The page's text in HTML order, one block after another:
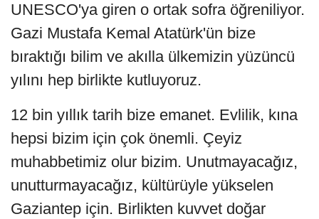
UNESCO'ya giren o ortak sofra öğreniliyor.
Gazi Mustafa Kemal Atatürk'ün bize
bıraktığı bilim ve akılla ülkemizin yüzüncü
yılını hep birlikte kutluyoruz.
12 bin yıllık tarih bize emanet. Evlilik, kına
hepsi bizim için çok önemli. Çeyiz
muhabbetimiz olur bizim. Unutmayacağız,
unutturmayacağız, kültürüyle yükselen
Gaziantep için. Birlikten kuvvet doğar